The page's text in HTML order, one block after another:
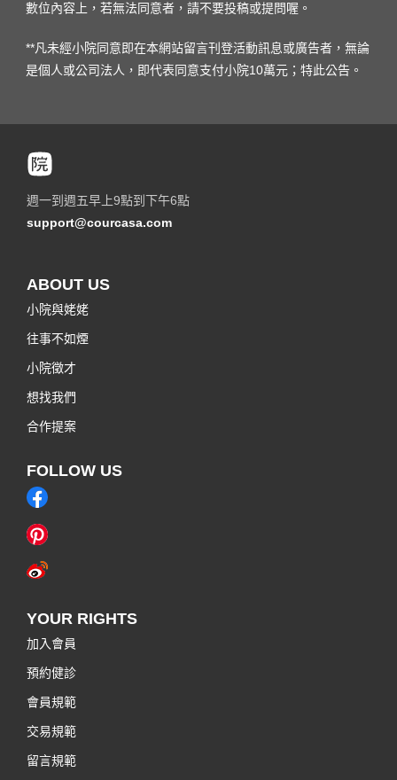
數位內容上，若無法同意者，請不要投稿或提問喔。
**凡未經小院同意即在本網站留言刊登活動訊息或廣告者，無論
是個人或公司法人，即代表同意支付小院10萬元；特此公告。
週一到週五早上9點到下午6點
support@courcasa.com
ABOUT US
小院與姥姥
往事不如煙
小院徵才
想找我們
合作提案
FOLLOW US
YOUR RIGHTS
加入會員
預約健診
會員規範
交易規範
留言規範